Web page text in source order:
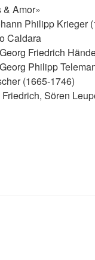
& Amor»
Philipp Krieger
Caldara
Friedrich
Philipp
(1665-1746)
Sören